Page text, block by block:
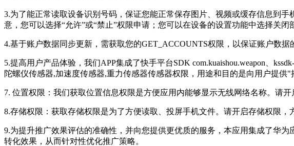
3.为了能正常读取设备识别号码，保证您能正常保存图片、视频或缓存信息到
意，您可以选择“允许”或“禁止”权限申请；您可以在设备的设置功能中选择关闭
4.基于账户数据同步更新，需获取您的GET_ACCOUNTS权限，以保证账户数据
5.提高用户产品体验，我们APP集成了快手平台SDK com.kuaishou.weapon、
陀螺仪传感器,加速度传感器,重力传感器传感器权限，用途和目的是向用户提
7. 位置权限：我们获取位置信息权限是方便应用内能够显示无线网络名称。请开
8.存储权限：获取存储权限是为了方便读取、投屏手机文件。请开启存储权限，
9.为提升推广效果评估的准确性，并向您提供更优质的服务，本应用集成了华
转化效果，从而针对性优化推广策略。